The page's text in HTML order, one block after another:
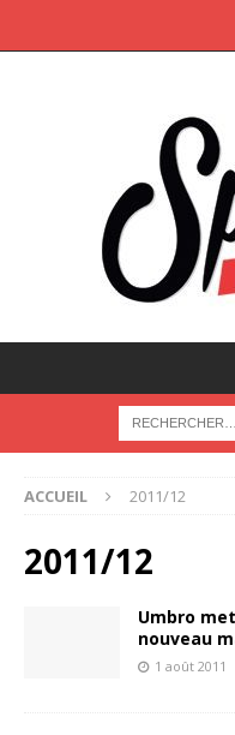
ACCUEIL 2011/12
2011/12
Umbro
nouveau
1 août 2011